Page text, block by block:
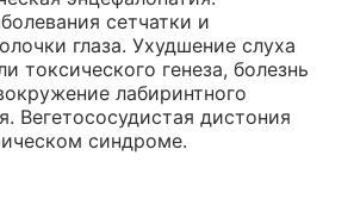
сетчатки и
глаза. Ухудшение слуха
токсического генеза, болезнь
лабиринтного
Вегетососудистая дистония
синдроме.